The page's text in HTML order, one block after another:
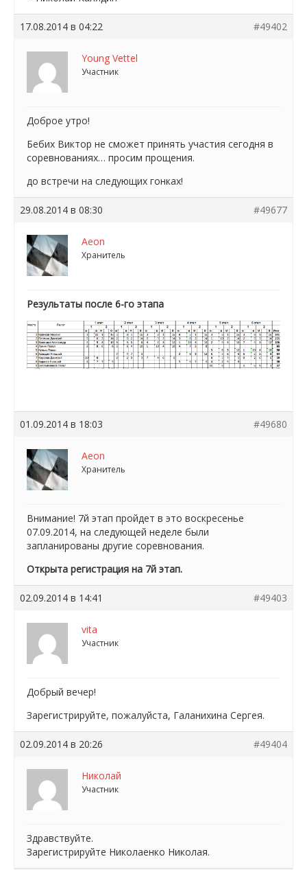
17.08.2014 в 04:22 #49402
Young Vettel
Участник
Доброе утро!
Бебих Виктор не сможет принять участия сегодня в
соревнованиях… просим прощения.
до встречи на следующих гонках!
29.08.2014 в 08:30 #49677
Aeon
Хранитель
Результаты после 6-го этапа
01.09.2014 в 18:03 #49680
Aeon
Хранитель
Внимание! 7й этап пройдет в это воскресенье
07.09.2014, на следующей неделе были
запланированы другие соревнования.
Открыта регистрация на 7й этап.
02.09.2014 в 14:41 #49403
vita
Участник
Добрый вечер!
Зарегистрируйте, пожалуйста, Галанихина Сергея.
02.09.2014 в 20:26 #49404
Николай
Участник
Здравствуйте.
Зарегистрируйте Николаенко Николая.